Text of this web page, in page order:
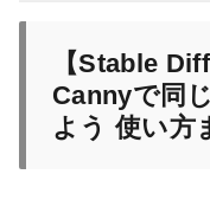
【Stable
Cannyで同
よう 使い方